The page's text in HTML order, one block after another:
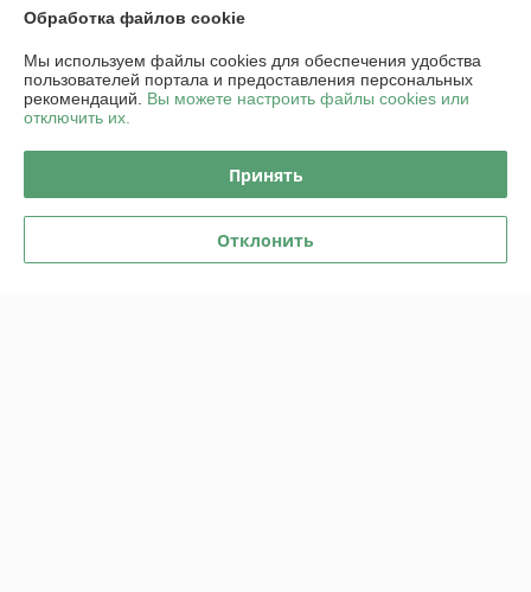
Показать все отзывы
О нас
Доставка и оплата
Обработка файлов cookie
Мы используем файлы cookies для обеспечения удобства
пользователей портала и предоставления персональных
рекомендаций. Вы можете настроить файлы cookies или
отключить их.
Принять
Отклонить